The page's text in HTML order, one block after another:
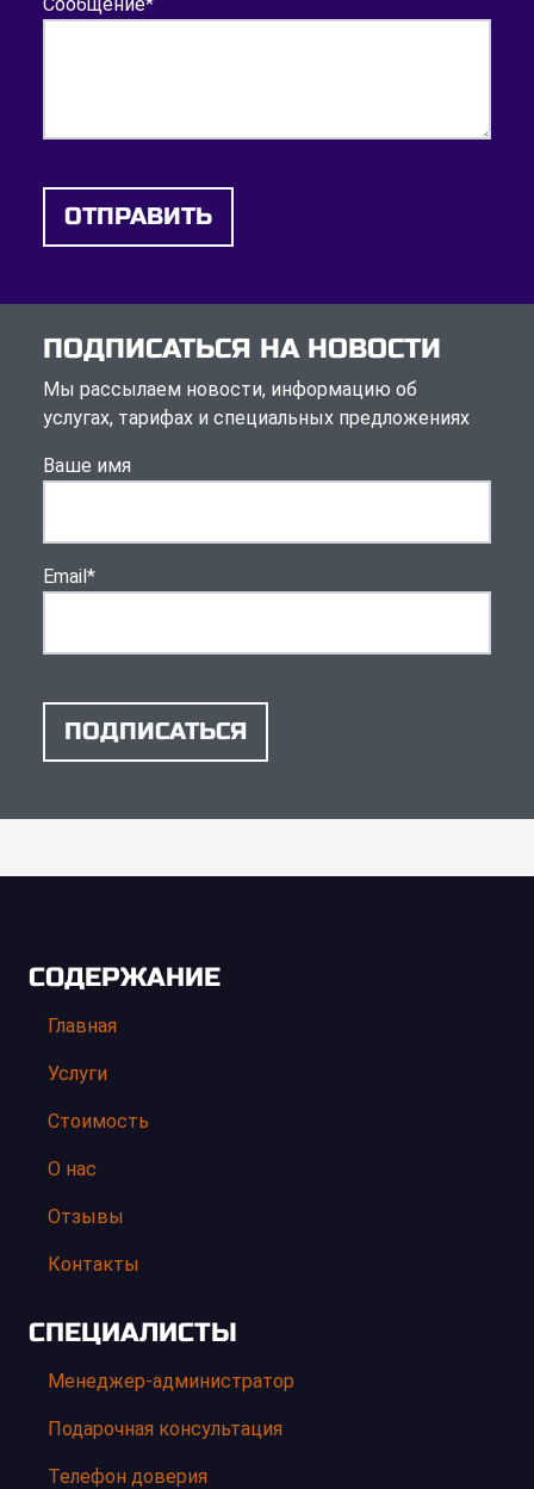
ОТПРАВИТЬ
ПОДПИСАТЬСЯ НА НОВОСТИ
Мы рассылаем новости, информацию об
услугах, тарифах и специальных предложениях
Ваше имя
Email*
ПОДПИСАТЬСЯ
СОДЕРЖАНИЕ
Главная
Услуги
Стоимость
О нас
Отзывы
Контакты
СПЕЦИАЛИСТЫ
Менеджер-администратор
Подарочная консультация
Телефон доверия